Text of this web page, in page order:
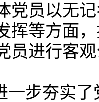
党员以无
挥等方面
员进行客
一步夯实